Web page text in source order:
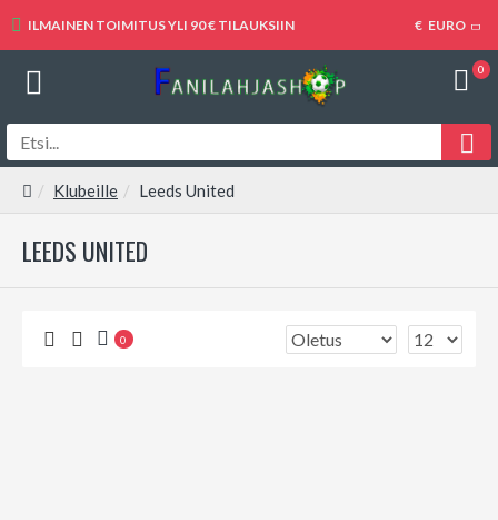
ILMAINEN TOIMITUS YLI 90 € TILAUKSIIN € EURO
0
Klubeille Leeds United
LEEDS UNITED
0